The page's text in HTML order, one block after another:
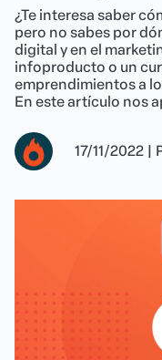
¿Te interesa saber
pero no sabes por
digital y en el
infoproducto o un
emprendimientos a
En este artículo nos
17/11/2022 |